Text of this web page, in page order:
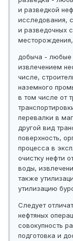
и разведкой
исследования,
и разведочных
добыча - любые
извлечением
числе,
наземного
в том числе от
перевалки в
другой вид
поверхность,
процесса в
очистку нефти
воды,
также
утилизацию
Следует
нефтяных
совокупность
подготовка и